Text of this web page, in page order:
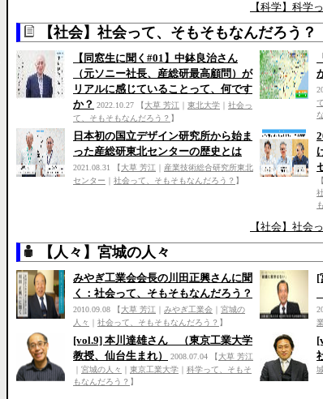
【科学】科学
【社会】社会って、そもそもなんだろう？
【同窓生に聞く#01】中鉢良治さん
（元ソニー社長、産総研最高顧問）が
リアルに感じていることって、何です
か？ 2022.10.27 【大草 芳江 東北大学
社会っ
て、そもそもなんだろう？ 】
日本初の国立デザイン研究所から始ま
った産総研東北センターの歴史とは
2021.08.31 【大草 芳江
産業技術総合研究所東北
センター
社会って、そもそもなんだろう？ 】
【
【社会】社会
【人々】宮城の人々
みやぎ工業会会長の川田正興さんに聞
く：社会って、そもそもなんだろう？
2010.09.08 【大草 芳江 みやぎ工業会
宮城の
人々
社会って、そもそもなんだろう？ 】
[
業
[vol.9] 本川達雄さん （東京工業大学
教授、仙台生まれ）
2008.07.04 【大草 芳江
宮城の人々 東京工業大学
科学って、そもそ
もなんだろう？ 】